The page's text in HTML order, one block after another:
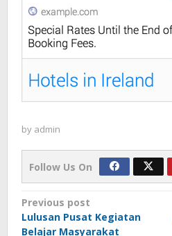
by admin
Follow Us On
Post
navigation
Previous post
Lulusan Pusat Kegiatan
Belajar Masyarakat